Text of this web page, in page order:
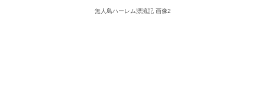
無人島ハーレム漂流記 画像2